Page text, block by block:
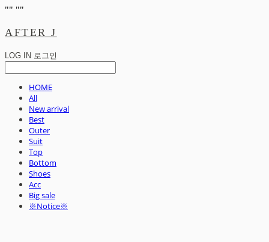
"" ""
AFTER J
LOG IN 로그인
HOME
All
New arrival
Best
Outer
Suit
Top
Bottom
Shoes
Acc
Big sale
※Notice※